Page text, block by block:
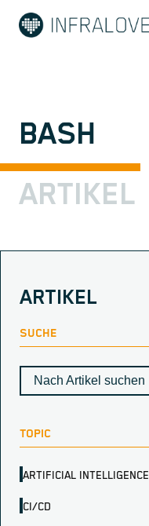
BASH
ARTIKEL
ARTIKEL
SUCHE
TOPIC
ARTIFICIAL INTELLIGENCE
CI/CD